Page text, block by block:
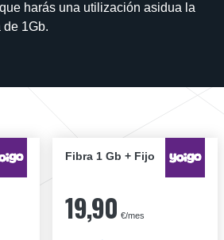
harás una utilización asidua la
1Gb.
Fibra 1 Gb + Fijo
19,90 €/mes